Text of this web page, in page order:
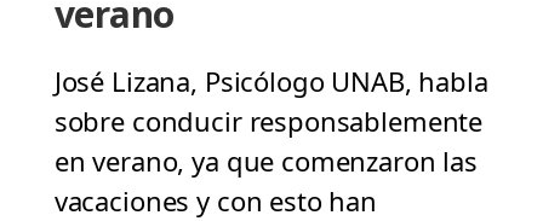
verano
José Lizana, Psicólogo UNAB, habla
sobre conducir responsablemente
en verano, ya que comenzaron las
vacaciones y con esto han